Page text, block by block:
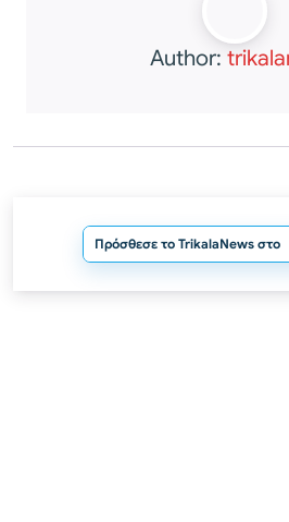
Author:
Πρόσθεσε το TrikalaNews στο